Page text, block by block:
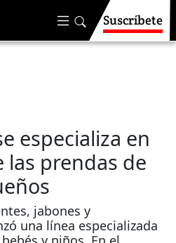
Suscríbete
especializa en
las prendas de
jabones y
una línea especializada